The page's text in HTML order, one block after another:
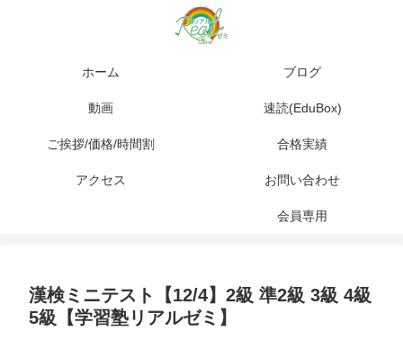
ホーム ブログ
動画 速読(EduBox)
ご挨拶/価格/時間割 合格実績
アクセス お問い合わせ
会員専用
漢検ミニテスト【12/4】2級 準2級 3級 4級
5級【学習塾リアルゼミ】